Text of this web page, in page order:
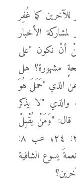
كما غُفِر
لمشاركة الأخبار
مِنْ أنْ نكون "على
مشهورة؟ هل
عن الذي "حَمَلَ هُوَ
"لا يذكر
قال: "وَمَنْ يُقْبِلْ
إِلَيَّ لَا أُخْرِجْهُ خَارِجًا"؟ (١ بطرس ٢: ٢٤؛ عب ٨:
نعمةَ يسوع الشافية